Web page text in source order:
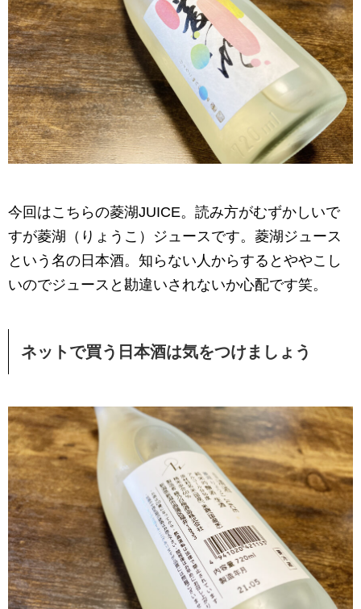
今回はこちらの菱湖JUICE。読み方がむずかしいで
すが菱湖（りょうこ）ジュースです。菱湖ジュース
という名の日本酒。知らない人からするとややこし
いのでジュースと勘違いされないか心配です笑。
ネットで買う日本酒は気をつけましょう